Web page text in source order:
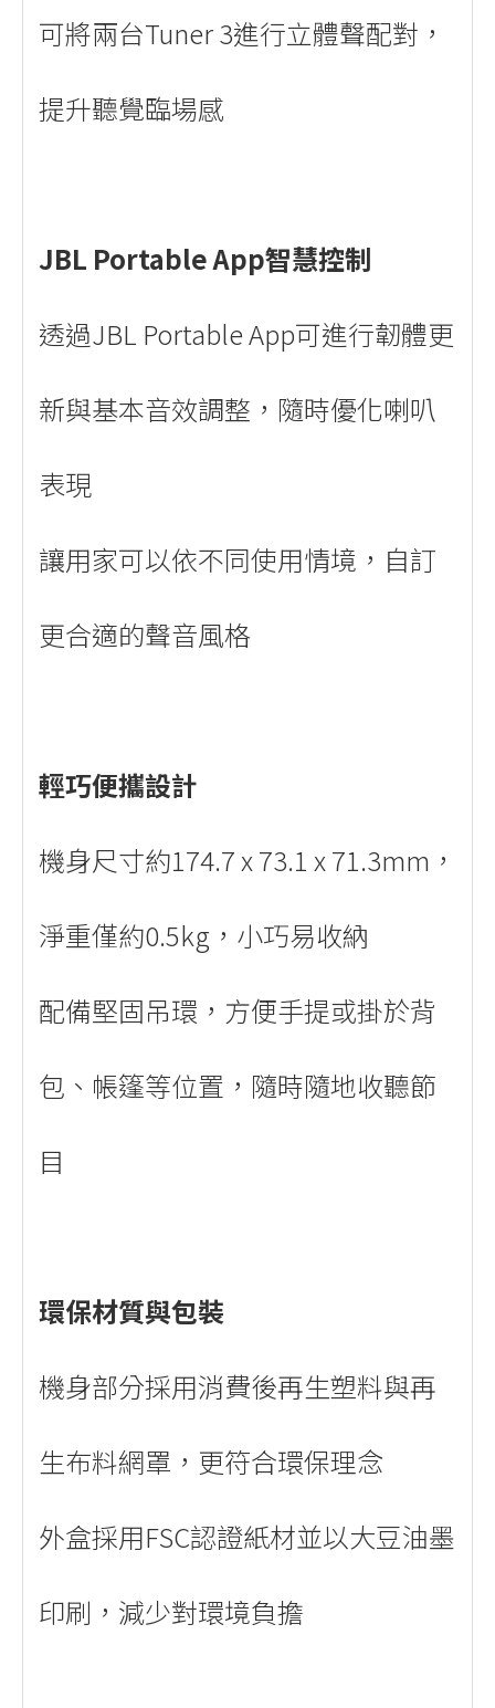
可將兩台Tuner 3進行立體聲配對，
提升聽覺臨場感
JBL Portable App智慧控制
透過JBL Portable App可進行韌體更
新與基本音效調整，隨時優化喇叭
表現
讓用家可以依不同使用情境，自訂
更合適的聲音風格
輕巧便攜設計
機身尺寸約174.7 x 73.1 x 71.3mm，
淨重僅約0.5kg，小巧易收納
配備堅固吊環，方便手提或掛於背
包、帳篷等位置，隨時隨地收聽節
目
環保材質與包裝
機身部分採用消費後再生塑料與再
生布料網罩，更符合環保理念
外盒採用FSC認證紙材並以大豆油墨
印刷，減少對環境負擔